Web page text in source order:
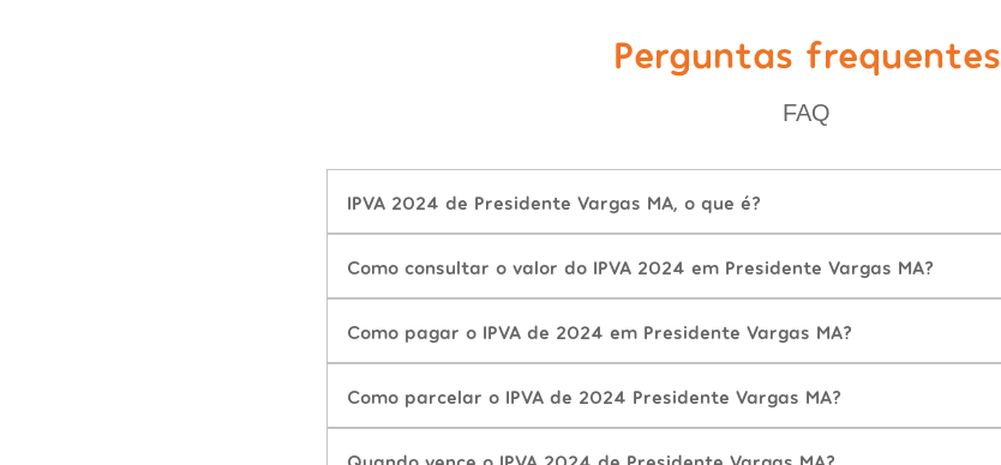
Perguntas frequentes
FAQ
IPVA 2024 de Presidente Vargas MA, o que é?
Como consultar o valor do IPVA 2024 em Presidente Vargas MA?
Como pagar o IPVA de 2024 em Presidente Vargas MA?
Como parcelar o IPVA de 2024 Presidente Vargas MA?
Quando vence o IPVA 2024 de Presidente Vargas MA?